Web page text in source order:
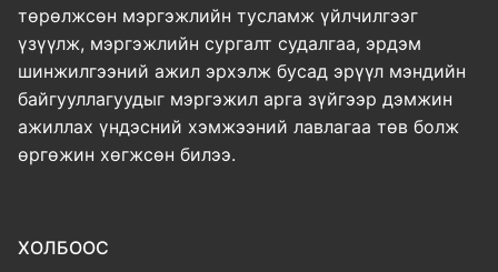
төрөлжсөн мэргэжлийн тусламж үйлчилгээг
үзүүлж, мэргэжлийн сургалт судалгаа, эрдэм
шинжилгээний ажил эрхэлж бусад эрүүл мэндийн
байгууллагуудыг мэргэжил арга зүйгээр дэмжин
ажиллах үндэсний хэмжээний лавлагаа төв болж
өргөжин хөгжсөн билээ.
ХОЛБООС